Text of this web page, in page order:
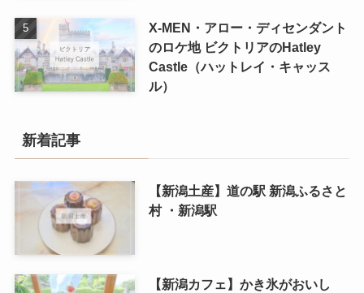
X-MEN・アロー・ディセンダント
のロケ地 ビクトリアのHatley
Castle（ハットレイ・キャッス
ル）
新着記事
【新潟土産】道の駅 新潟ふるさと
村 ・新潟駅
【新潟カフェ】かき氷がおいし